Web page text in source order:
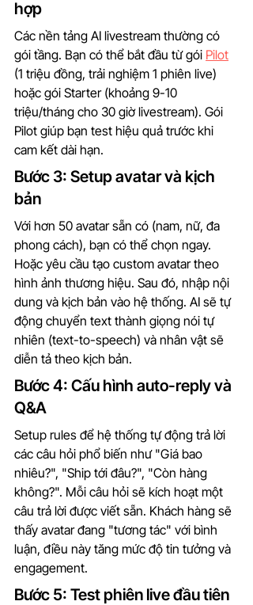
hợp
Các nền tảng AI livestream thường có
gói tầng. Bạn có thể bắt đầu từ gói Pilot
(1 triệu đồng, trải nghiệm 1 phiên live)
hoặc gói Starter (khoảng 9-10
triệu/tháng cho 30 giờ livestream). Gói
Pilot giúp bạn test hiệu quả trước khi
cam kết dài hạn.
Bước 3: Setup avatar và kịch
bản
Với hơn 50 avatar sẵn có (nam, nữ, đa
phong cách), bạn có thể chọn ngay.
Hoặc yêu cầu tạo custom avatar theo
hình ảnh thương hiệu. Sau đó, nhập nội
dung và kịch bản vào hệ thống. AI sẽ tự
động chuyển text thành giọng nói tự
nhiên (text-to-speech) và nhân vật sẽ
diễn tả theo kịch bản.
Bước 4: Cấu hình auto-reply và
Q&A
Setup rules để hệ thống tự động trả lời
các câu hỏi phổ biến như "Giá bao
nhiêu?", "Ship tới đâu?", "Còn hàng
không?". Mỗi câu hỏi sẽ kích hoạt một
câu trả lời được viết sẵn. Khách hàng sẽ
thấy avatar đang "tương tác" với bình
luận, điều này tăng mức độ tin tưởng và
engagement.
Bước 5: Test phiên live đầu tiên